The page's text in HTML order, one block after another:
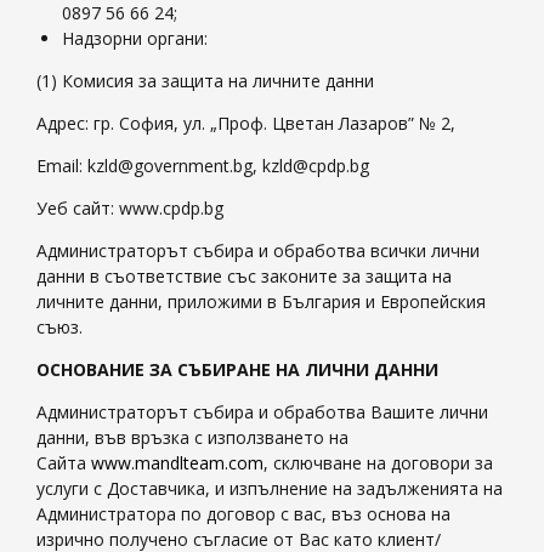
0897 56 66 24;
Надзорни органи:
(1) Комисия за защита на личните данни
Адрес: гр. София, ул. „Проф. Цветан Лазаров” № 2,
Email: kzld@government.bg, kzld@cpdp.bg
Уеб сайт: www.cpdp.bg
Администраторът събира и обработва всички лични
данни в съответствие със законите за защита на
личните данни, приложими в България и Европейския
съюз.
ОСНОВАНИЕ ЗА СЪБИРАНЕ НА ЛИЧНИ ДАННИ
Администраторът събира и обработва Вашите лични
данни, във връзка с използването на
Сайта www.mandlteam.com, сключване на договори за
услуги с Доставчика, и изпълнение на задълженията на
Администратора по договор с вас, въз основа на
изрично получено съгласие от Вас като клиент/